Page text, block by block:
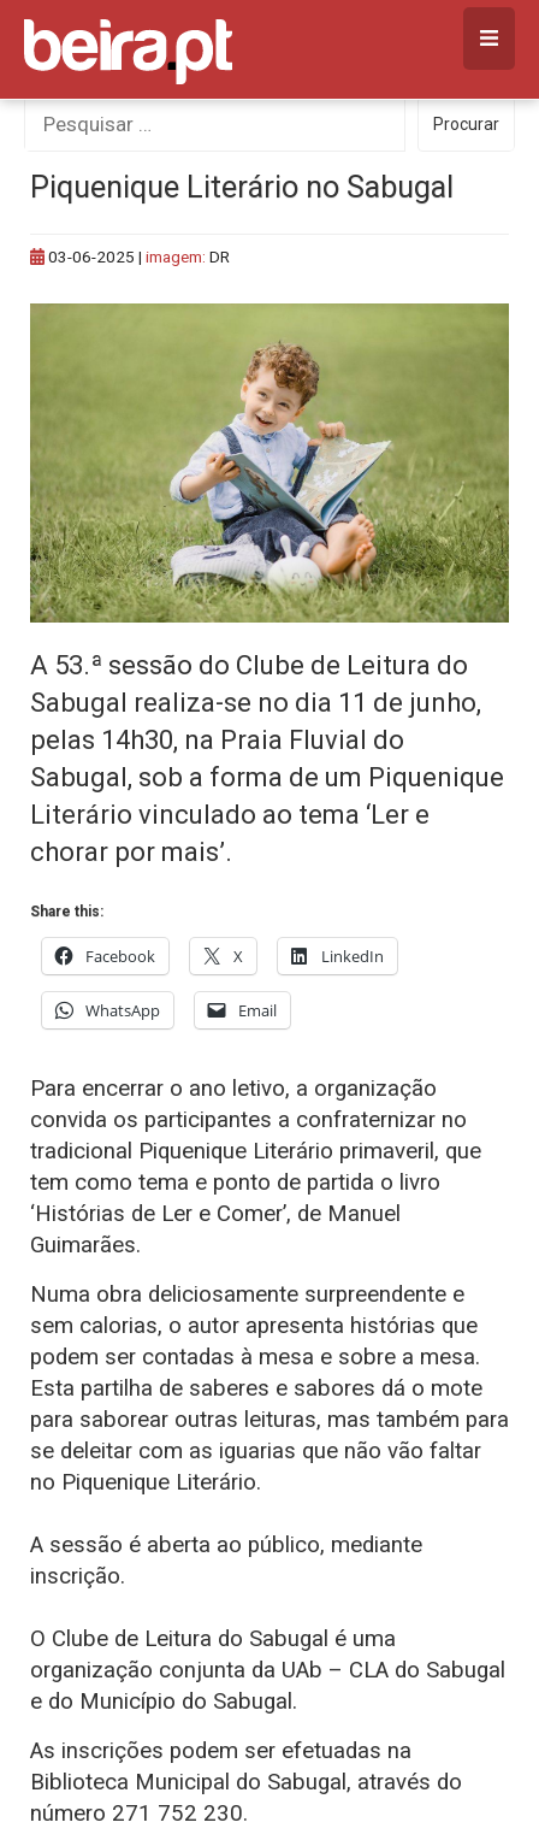
Skip
content
Procurar
por:
Procurar
Piquenique Literário no Sabugal
03-06-2025 | imagem: DR
A 53.ª sessão do Clube de Leitura do
Sabugal realiza-se no dia 11 de junho,
pelas 14h30, na Praia Fluvial do
Sabugal, sob a forma de um Piquenique
Literário vinculado ao tema ‘Ler e
chorar por mais’.
Share this:
Facebook X LinkedIn
WhatsApp Email
Para encerrar o ano letivo, a organização
convida os participantes a confraternizar no
tradicional Piquenique Literário primaveril, que
tem como tema e ponto de partida o livro
‘Histórias de Ler e Comer’, de Manuel
Guimarães.
Numa obra deliciosamente surpreendente e
sem calorias, o autor apresenta histórias que
podem ser contadas à mesa e sobre a mesa.
Esta partilha de saberes e sabores dá o mote
para saborear outras leituras, mas também para
se deleitar com as iguarias que não vão faltar
no Piquenique Literário.
A sessão é aberta ao público, mediante
inscrição.
O Clube de Leitura do Sabugal é uma
organização conjunta da UAb – CLA do Sabugal
e do Município do Sabugal.
As inscrições podem ser efetuadas na
Biblioteca Municipal do Sabugal, através do
número 271 752 230.